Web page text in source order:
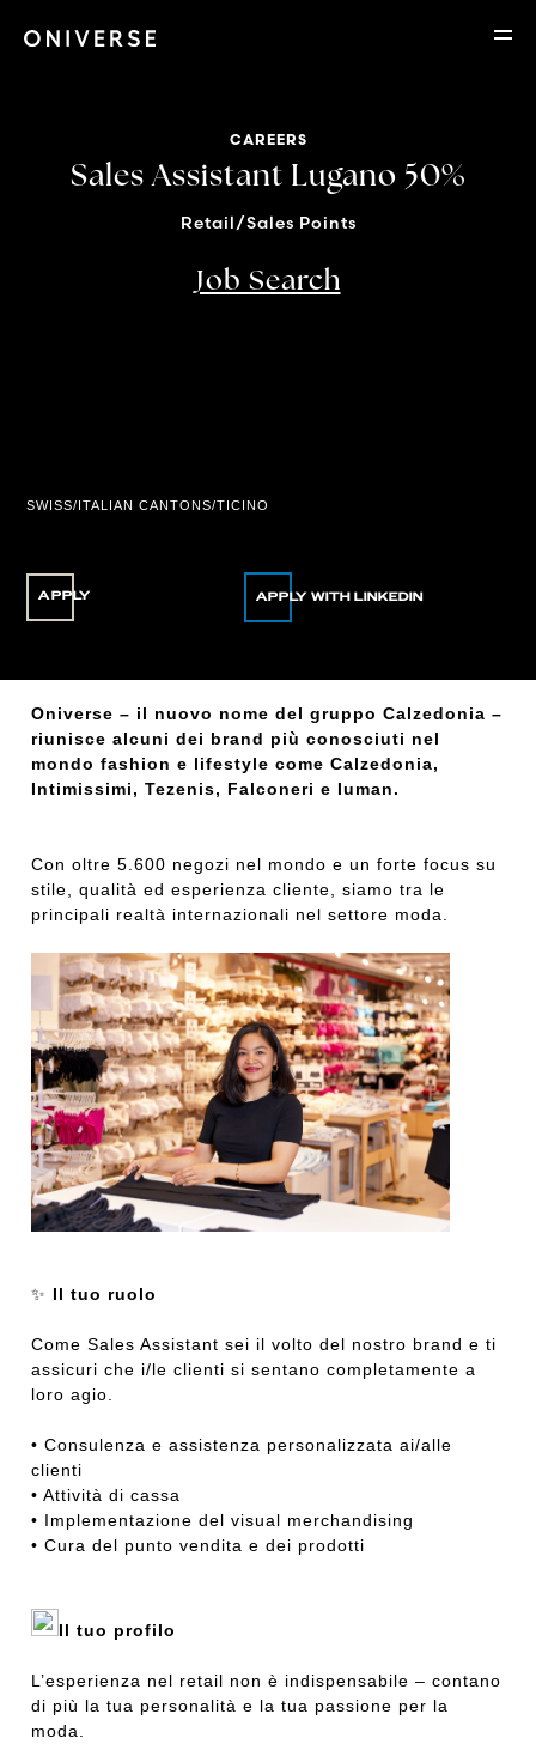
CAREERS
Sales Assistant Lugano 50%
Retail/Sales Points
Job Search
SWISS/ITALIAN CANTONS/TICINO
APPLY
Oniverse – il nuovo nome del gruppo Calzedonia –
riunisce alcuni dei brand più conosciuti nel
mondo fashion e lifestyle come Calzedonia,
Intimissimi, Tezenis, Falconeri e Iuman.
Con oltre 5.600 negozi nel mondo e un forte focus su
stile, qualità ed esperienza cliente, siamo tra le
principali realtà internazionali nel settore moda.
✨ Il tuo ruolo
Come Sales Assistant sei il volto del nostro brand e ti
assicuri che i/le clienti si sentano completamente a
loro agio.
• Consulenza e assistenza personalizzata ai/alle
clienti
• Attività di cassa
• Implementazione del visual merchandising
• Cura del punto vendita e dei prodotti
Il tuo profilo
L’esperienza nel retail non è indispensabile – contano
di più la tua personalità e la tua passione per la
moda.